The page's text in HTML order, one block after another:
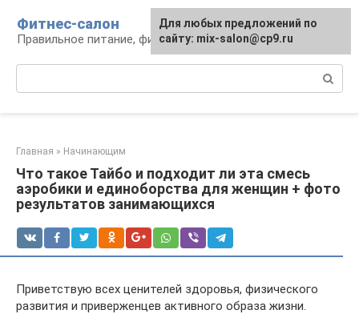
контенту
Фитнес-салон
Правильное питание, фитнес, образ жизни
Главная » Начинающим
Что такое Тайбо и подходит ли эта смесь
аэробики и единоборства для женщин + фото
результатов занимающихся
Приветствую всех ценителей здоровья, физического
развития и приверженцев активного образа жизни.
Для любых предложений по
сайту: mix-salon@cp9.ru